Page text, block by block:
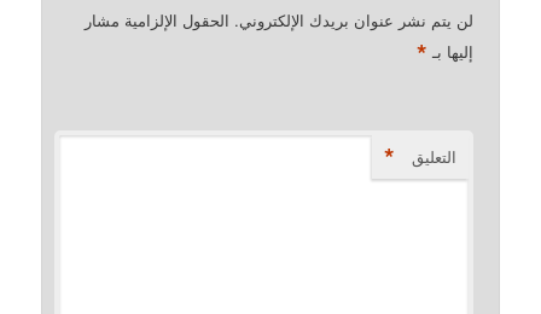
لن يتم نشر عنوان بريدك الإلكتروني. الحقول الإلزامية مشار
إليها بـ *
التعليق *